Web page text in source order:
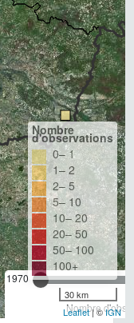
1970
Nombre
Nombre
d'observations
0– 1
1– 2
2– 5
5– 10
10– 20
20– 50
50– 100
100+
30 km
Leaflet| ©IGN